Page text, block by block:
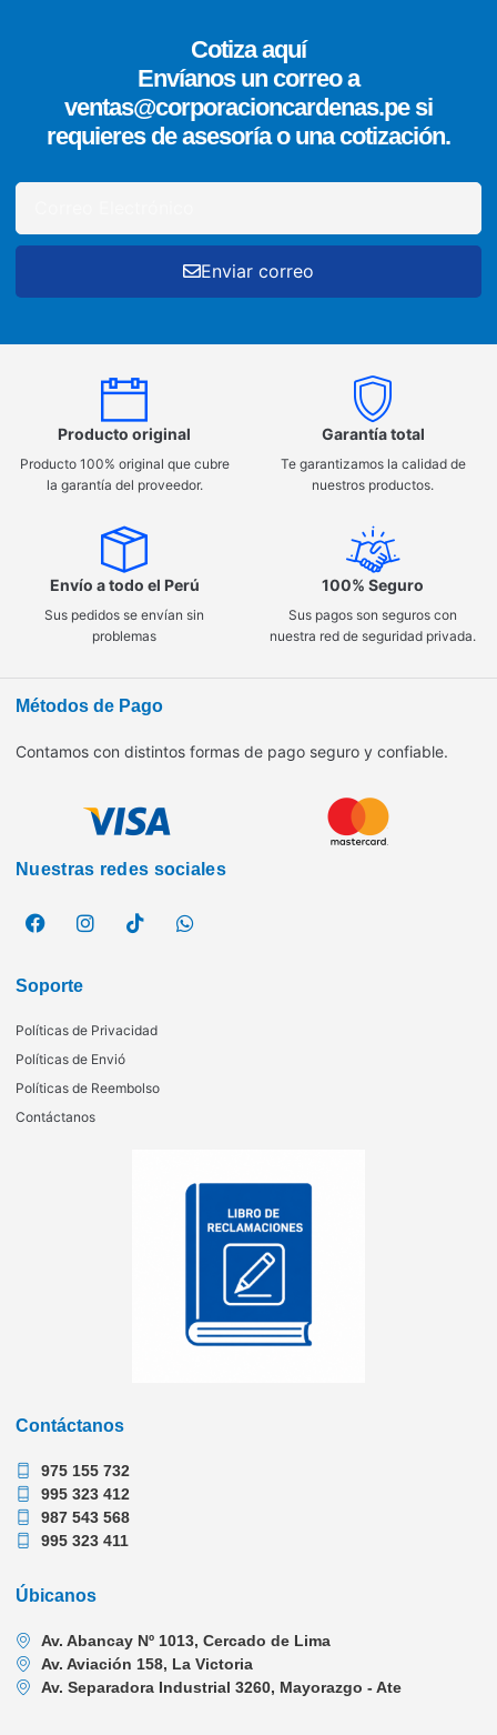
Cotiza aquí
Envíanos un correo a
ventas@corporacioncardenas.pe si
requieres de asesoría o una cotización.
Enviar correo
Producto original
Producto 100% original que cubre
la garantía del proveedor.
Garantía total
Te garantizamos la calidad de
nuestros productos.
Envío a todo el Perú
Sus pedidos se envían sin
problemas
100% Seguro
Sus pagos son seguros con
nuestra red de seguridad privada.
Métodos de Pago
Contamos con distintos formas de pago seguro y confiable.
Nuestras redes sociales
Soporte
Políticas de Privacidad
Políticas de Envió
Políticas de Reembolso
Contáctanos
Contáctanos
975 155 732
995 323 412
987 543 568
995 323 411
Úbicanos
Av. Abancay Nº 1013, Cercado de Lima
Av. Aviación 158, La Victoria
Av. Separadora Industrial 3260, Mayorazgo - Ate